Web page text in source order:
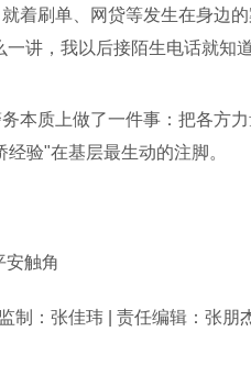
着刷单、网贷等发生在身边
讲，我以后接陌生电话就知
本质上做了一件事：把各方
验"在基层最生动的注脚。
安触角
监制：张佳玮 | 责任编辑：张朋